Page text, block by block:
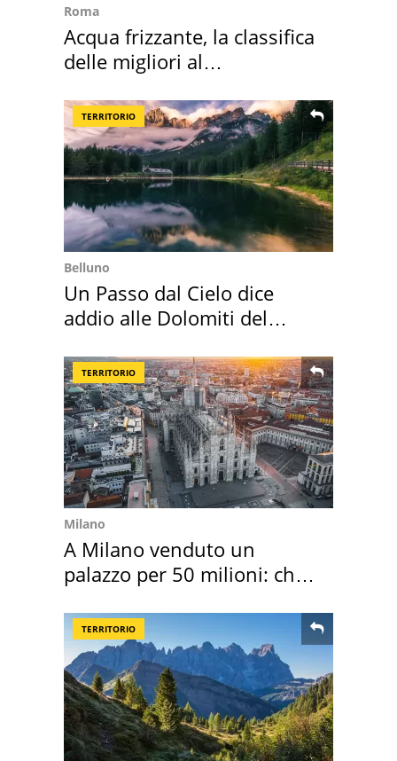
Roma
Acqua frizzante, la classifica
delle migliori al
TERRITORIO
Belluno
Un Passo dal Cielo dice
addio alle Dolomiti del
TERRITORIO
Milano
A Milano venduto un
palazzo per 50 milioni: chi
TERRITORIO